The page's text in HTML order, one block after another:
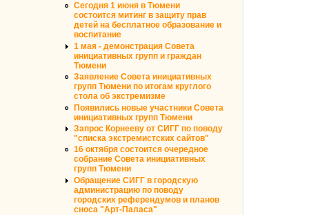
Сегодня 1 июня в Тюмени
состоится митинг в защиту прав
детей на бесплатное образование и
воспитание
1 мая - демонстрация Совета
инициативных групп и граждан
Тюмени
Заявление Совета инициативных
групп Тюмени по итогам круглого
стола об экстремизме
Появились новые участники Совета
инициативных групп Тюмени
Запрос Корнееву от СИГГ по поводу
"списка экстремистских сайтов"
16 октября состоится очередное
собрание Совета инициативных
групп Тюмени
Обращение СИГГ в городскую
администрацию по поводу
городских референдумов и планов
сноса "Арт-Паласа"